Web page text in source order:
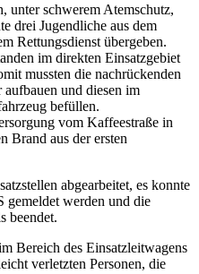
unter schwerem Atemschutz,
drei Jugendliche aus dem
Rettungsdienst übergeben.
im direkten Einsatzgebiet
mussten die nachrückenden
aufbauen und diesen im
befüllen.
vom Kaffeestraße in
Brand aus der ersten
abgearbeitet, es konnte
werden und die
beendet.
Bereich des Einsatzleitwagens
verletzten Personen, die